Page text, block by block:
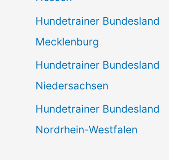
Hundetrainer Bundesland
Mecklenburg
Hundetrainer Bundesland
Niedersachsen
Hundetrainer Bundesland
Nordrhein-Westfalen